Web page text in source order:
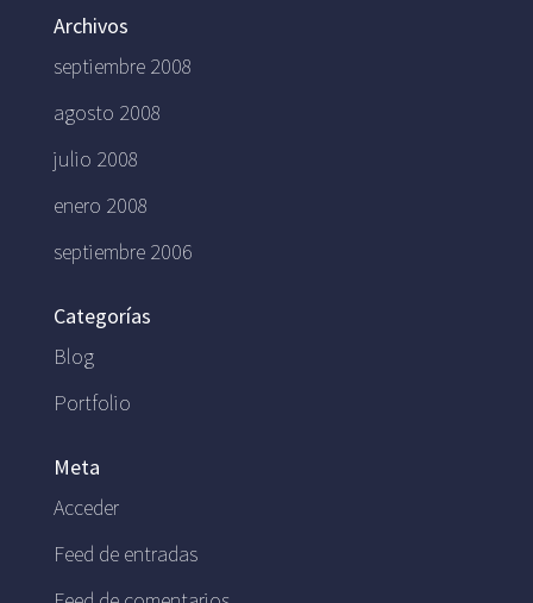
Archivos
septiembre 2008
agosto 2008
julio 2008
enero 2008
septiembre 2006
Categorías
Blog
Portfolio
Meta
Acceder
Feed de entradas